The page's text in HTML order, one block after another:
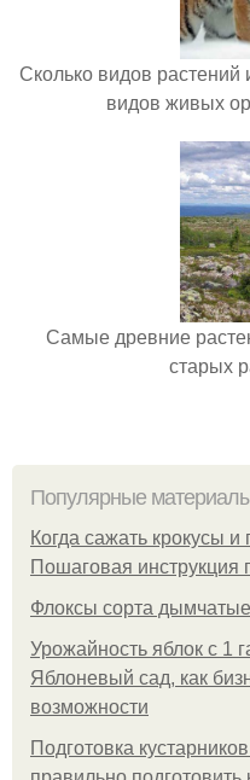
Сколько видов
видов живых
Самые древние
старых
Популярные
Когда сажать крокусы
Пошаговая инструкция
Флоксы сорта
Урожайность яблок с 1
Яблоневый сад, как
возможности
Подготовка